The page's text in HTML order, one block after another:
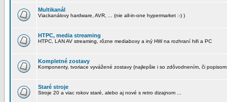
Multikanál
Viackanálovy hardware, AVR, ... (nie all-in-one hypermarket :-) )
HTPC, media streaming
HTPC, LAN AV streaming, rôzne mediaboxy a iný HW na rozhraní hifi a PC
Kompletné zostavy
Komponenty, tvoriace vyvážené zostavy (najlepšie i so zdôvodnením, či
Staré stroje
Stroje 20 a viac rokov staré, alebo aj nové s retro dizajnom ...